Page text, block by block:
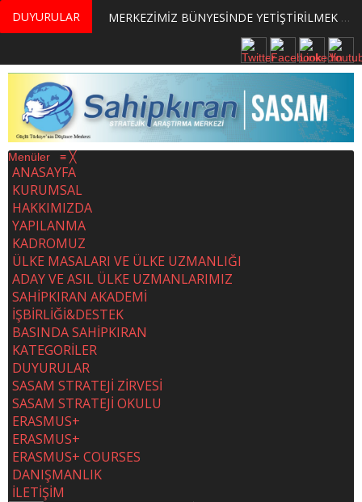
DUYURULAR MERKEZİMİZ BÜNYESİNDE YETİŞTİRİLMEK ÜZERE GÖNÜLLÜ ÜLKE MASASI UZMANI VE UZMAN ADAYLARI ARIYORUZ
Menüler ≡ ╳
ANASAYFA
KURUMSAL
HAKKIMIZDA
YAPILANMA
KADROMUZ
ÜLKE MASALARI VE ÜLKE UZMANLIĞI
ADAY VE ASIL ÜLKE UZMANLARIMIZ
SAHİPKIRAN AKADEMİ
İŞBİRLİĞİ&DESTEK
BASINDA SAHİPKIRAN
KATEGORİLER
DUYURULAR
SASAM STRATEJİ ZİRVESİ
SASAM STRATEJİ OKULU
ERASMUS+
ERASMUS+
ERASMUS+ COURSES
DANIŞMANLIK
İLETİŞİM